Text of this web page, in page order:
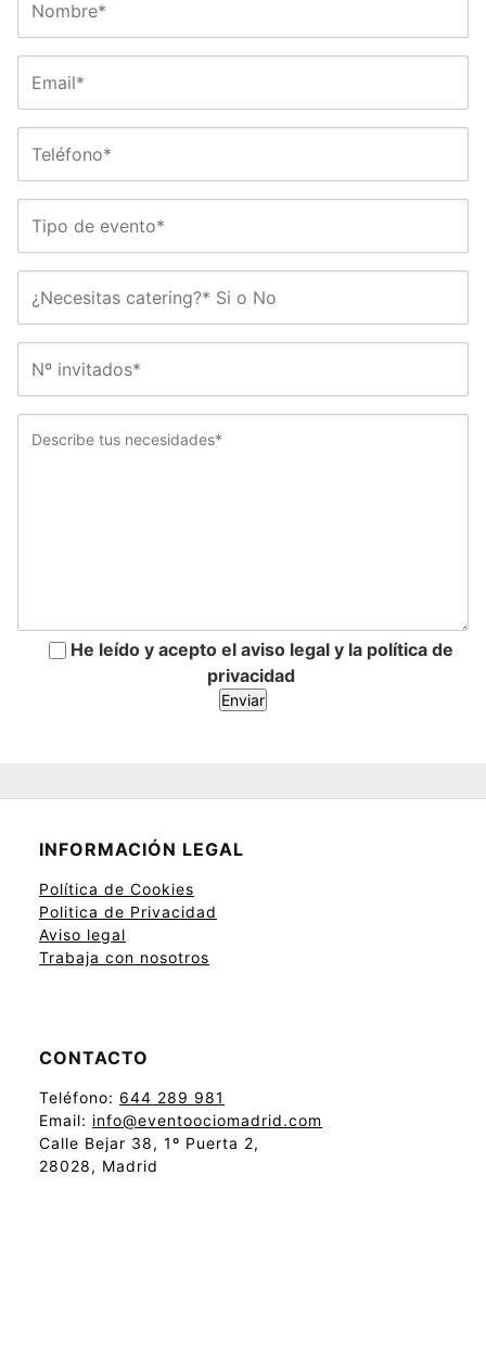
He leído y acepto el aviso legal y la política de
privacidad
INFORMACIÓN LEGAL
Política de Cookies
Politica de Privacidad
Aviso legal
Trabaja con nosotros
CONTACTO
Teléfono: 644 289 981
Email: info@eventoociomadrid.com
Calle Bejar 38, 1º Puerta 2,
28028, Madrid